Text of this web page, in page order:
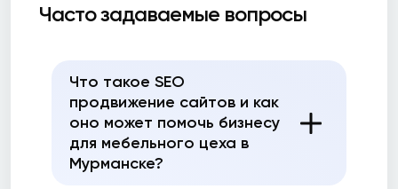
Часто задаваемые вопросы
Что такое SEO
продвижение сайтов и как
оно может помочь бизнесу
для мебельного цеха в
Мурманске?